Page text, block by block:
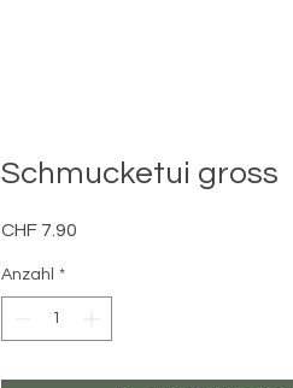
Schmucketui gross
CHF 7.90
Anzahl *